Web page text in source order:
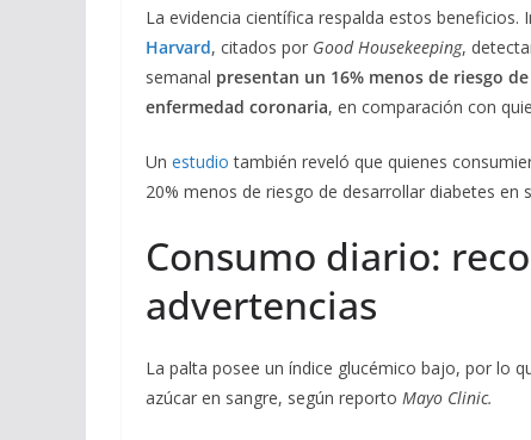
La evidencia científica respalda estos beneficios.
Harvard, citados por Good Housekeeping,
semanal presentan un 16% menos de riesgo
enfermedad coronaria, en comparación con
Un estudio también reveló que quienes
20% menos de riesgo de desarrollar diabetes en
Consumo diario:
advertencias
La palta posee un índice glucémico bajo, por lo
azúcar en sangre, según reporto Mayo Clinic.